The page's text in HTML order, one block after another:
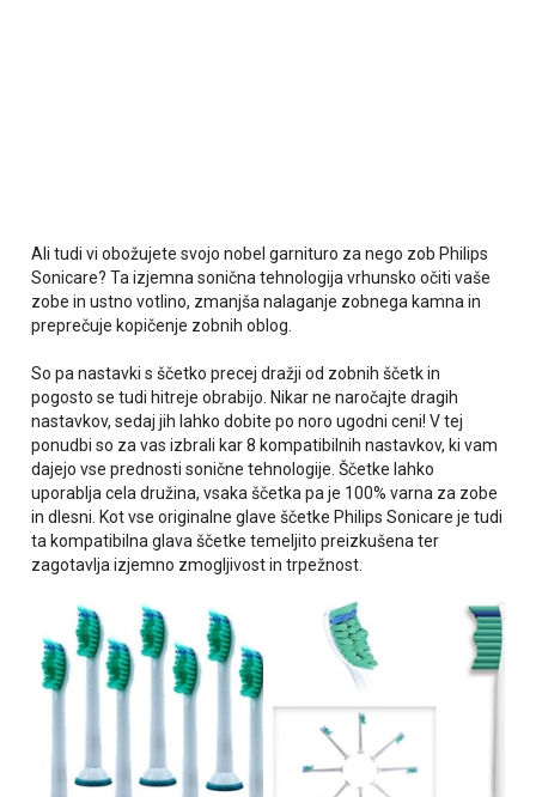
Ali tudi vi obožujete svojo nobel garnituro za nego zob Philips
Sonicare? Ta izjemna sonična tehnologija vrhunsko očiti vaše
zobe in ustno votlino, zmanjša nalaganje zobnega kamna in
preprečuje kopičenje zobnih oblog.
So pa nastavki s ščetko precej dražji od zobnih ščetk in
pogosto se tudi hitreje obrabijo. Nikar ne naročajte dragih
nastavkov, sedaj jih lahko dobite po noro ugodni ceni! V tej
ponudbi so za vas izbrali kar 8 kompatibilnih nastavkov, ki vam
dajejo vse prednosti sonične tehnologije. Ščetke lahko
uporablja cela družina, vsaka ščetka pa je 100% varna za zobe
in dlesni. Kot vse originalne glave ščetke Philips Sonicare je tudi
ta kompatibilna glava ščetke temeljito preizkušena ter
zagotavlja izjemno zmogljivost in trpežnost.